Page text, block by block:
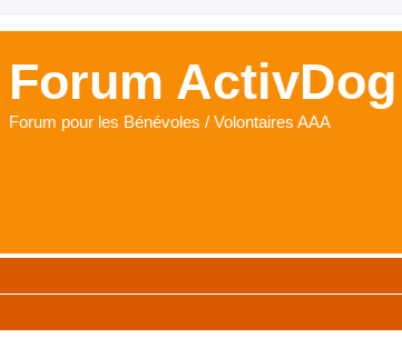
Forum ActivDog
Forum pour les Bénévoles / Volontaires AAA